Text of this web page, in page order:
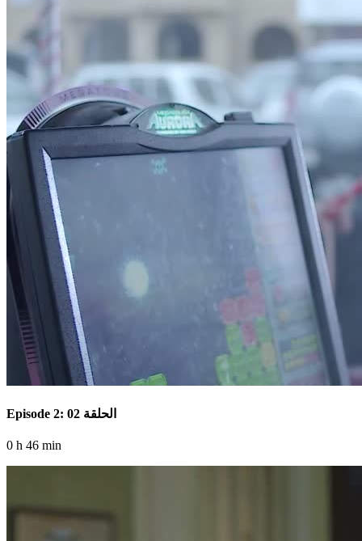
Episode 2: الحلقة 02
0 h 46 min